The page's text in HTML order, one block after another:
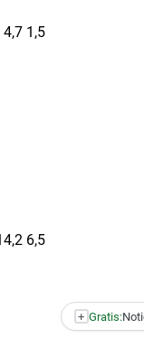
1,5
6,5
+ Gratis: